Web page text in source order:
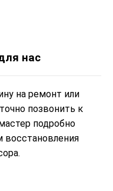
нас
на ремонт или
позвонить к
подробно
восстановления